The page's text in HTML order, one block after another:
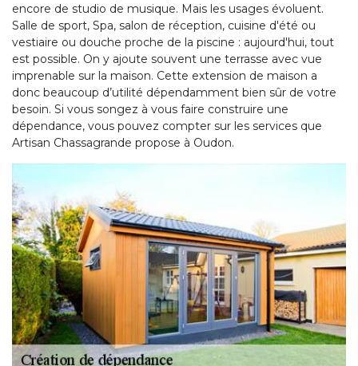
encore de studio de musique. Mais les usages évoluent.
Salle de sport, Spa, salon de réception, cuisine d'été ou
vestiaire ou douche proche de la piscine : aujourd'hui, tout
est possible. On y ajoute souvent une terrasse avec vue
imprenable sur la maison. Cette extension de maison a
donc beaucoup d’utilité dépendamment bien sûr de votre
besoin. Si vous songez à vous faire construire une
dépendance, vous pouvez compter sur les services que
Artisan Chassagrande propose à Oudon.